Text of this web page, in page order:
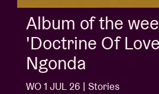
Album of the
'Doctrine Of
Ngonda
WO 1 JUL 26 | Stories